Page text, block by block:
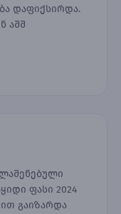
დაფიქსირდა.
აშშ
ფასი 2024
გაიზარდა